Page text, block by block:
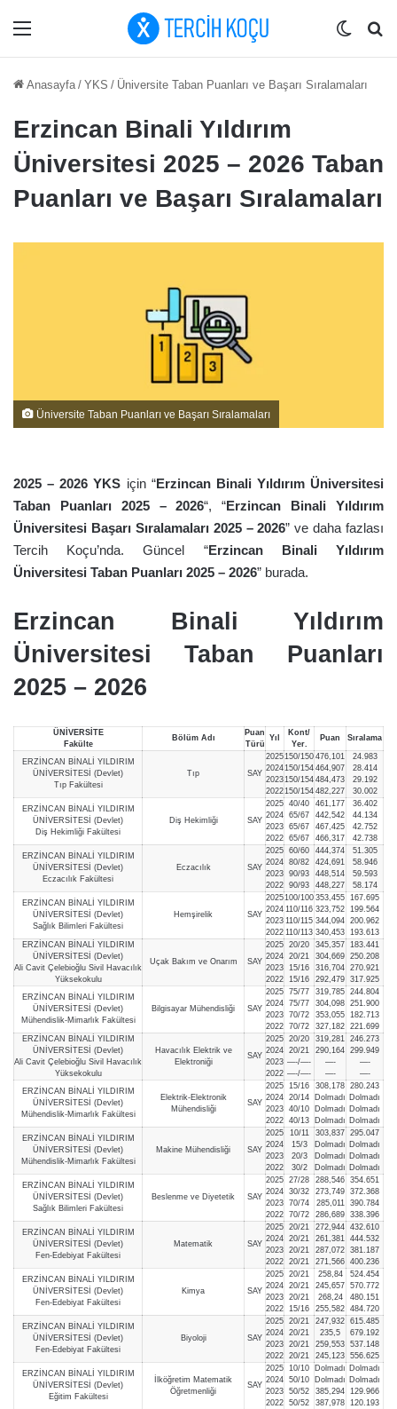
Menü Dış
Anasayfa / YKS / Üniversite Taban Puanları ve Başarı Sıralamaları
Erzincan Binali Yıldırım
Üniversitesi 2025 – 2026 Taban
Puanları ve Başarı Sıralamaları
Üniversite Taban Puanları ve Başarı Sıralamaları
2025 – 2026 YKS için “Erzincan Binali Yıldırım Üniversitesi
Taban Puanları 2025 – 2026“, “Erzincan Binali Yıldırım
Üniversitesi Başarı Sıralamaları 2025 – 2026” ve daha fazlası
Tercih Koçu’nda. Güncel “Erzincan Binali Yıldırım
Üniversitesi Taban Puanları 2025 – 2026” burada.
Erzincan Binali Yıldırım
Üniversitesi Taban Puanları
2025 – 2026
ÜNİVERSİTE
Fakülte
Bölüm Adı
Puan
Türü
Yıl
Kont/
Yer.
Puan Sıralama
ERZİNCAN BİNALİ YILDIRIM
ÜNİVERSİTESİ (Devlet)
Tıp Fakültesi
Tıp SAY
2025
2024
2023
2022
150/150
150/154
150/154
150/154
476,101
464,907
484,473
482,227
24.983
28.414
29.192
30.002
ERZİNCAN BİNALİ YILDIRIM
ÜNİVERSİTESİ (Devlet)
Diş Hekimliği Fakültesi
Diş Hekimliği SAY
2025
2024
2023
2022
40/40
65/67
65/67
65/67
461,177
442,542
467,425
466,317
36.402
44.134
42.752
42.738
ERZİNCAN BİNALİ YILDIRIM
ÜNİVERSİTESİ (Devlet)
Eczacılık Fakültesi
Eczacılık SAY
2025
2024
2023
2022
60/60
80/82
90/93
90/93
444,374
424,691
448,514
448,227
51.305
58.946
59.593
58.174
ERZİNCAN BİNALİ YILDIRIM
ÜNİVERSİTESİ (Devlet)
Sağlık Bilimleri Fakültesi
Hemşirelik SAY
2025
2024
2023
2022
100/100
110/116
110/115
110/113
353,455
323,752
344,094
340,453
167.695
199.564
200.962
193.613
ERZİNCAN BİNALİ YILDIRIM
ÜNİVERSİTESİ (Devlet)
Ali Cavit Çelebioğlu Sivil Havacılık
Yüksekokulu
Uçak Bakım ve Onarım SAY
2025
2024
2023
2022
20/20
20/21
15/16
15/16
345,357
304,669
316,704
292,479
183.441
250.208
270.921
317.925
ERZİNCAN BİNALİ YILDIRIM
ÜNİVERSİTESİ (Devlet)
Mühendislik-Mimarlık Fakültesi
Bilgisayar Mühendisliği SAY
2025
2024
2023
2022
75/77
75/77
70/72
70/72
319,785
304,098
353,055
327,182
244.804
251.900
182.713
221.699
ERZİNCAN BİNALİ YILDIRIM
ÜNİVERSİTESİ (Devlet)
Ali Cavit Çelebioğlu Sivil Havacılık
Yüksekokulu
Havacılık Elektrik ve
Elektroniği
SAY
2025
2024
2023
2022
20/20
20/21
—-/—-
—-/—-
319,281
290,164
—-
—-
246.273
299.949
—-
—-
ERZİNCAN BİNALİ YILDIRIM
ÜNİVERSİTESİ (Devlet)
Mühendislik-Mimarlık Fakültesi
Elektrik-Elektronik
Mühendisliği
SAY
2025
2024
2023
2022
15/16
20/14
40/10
40/13
308,178
Dolmadı
Dolmadı
Dolmadı
280.243
Dolmadı
Dolmadı
Dolmadı
ERZİNCAN BİNALİ YILDIRIM
ÜNİVERSİTESİ (Devlet)
Mühendislik-Mimarlık Fakültesi
Makine Mühendisliği SAY
2025
2024
2023
2022
10/11
15/3
20/3
30/2
303,837
Dolmadı
Dolmadı
Dolmadı
295.047
Dolmadı
Dolmadı
Dolmadı
ERZİNCAN BİNALİ YILDIRIM
ÜNİVERSİTESİ (Devlet)
Sağlık Bilimleri Fakültesi
Beslenme ve Diyetetik SAY
2025
2024
2023
2022
27/28
30/32
70/74
70/72
288,546
273,749
285,011
286,689
354.651
372.368
390.784
338.396
ERZİNCAN BİNALİ YILDIRIM
ÜNİVERSİTESİ (Devlet)
Fen-Edebiyat Fakültesi
Matematik SAY
2025
2024
2023
2022
20/21
20/21
20/21
20/21
272,944
261,381
287,072
271,566
432.610
444.532
381.187
400.236
ERZİNCAN BİNALİ YILDIRIM
ÜNİVERSİTESİ (Devlet)
Fen-Edebiyat Fakültesi
Kimya SAY
2025
2024
2023
2022
20/21
20/21
20/21
15/16
258,84
245,657
268,24
255,582
524.454
570.772
480.151
484.720
ERZİNCAN BİNALİ YILDIRIM
ÜNİVERSİTESİ (Devlet)
Fen-Edebiyat Fakültesi
Biyoloji SAY
2025
2024
2023
2022
20/21
20/21
20/21
20/21
247,932
235,5
259,553
245,123
615.485
679.192
537.148
556.625
ERZİNCAN BİNALİ YILDIRIM
ÜNİVERSİTESİ (Devlet)
Eğitim Fakültesi
İlköğretim Matematik
Öğretmenliği
SAY
2025
2024
2023
2022
10/10
50/10
50/52
50/52
Dolmadı
Dolmadı
385,294
387,978
Dolmadı
Dolmadı
129.966
120.193